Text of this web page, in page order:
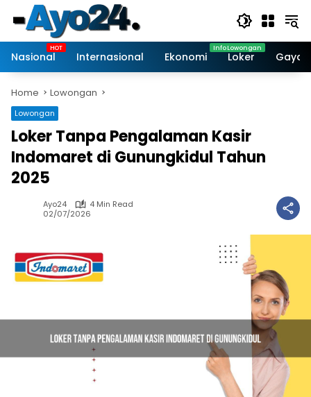
content
Nasional
Internasional Ekonomi Loker Gaya
Home Lowongan
Lowongan
Loker Tanpa Pengalaman Kasir
Indomaret di Gunungkidul Tahun
2025
Ayo24
4 Min Read
02/07/2026